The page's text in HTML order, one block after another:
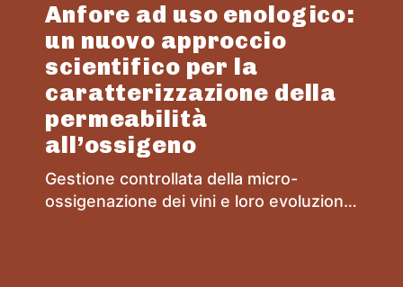
Anfore ad uso enologico:
un nuovo approccio
scientifico per la
caratterizzazione della
permeabilità
all’ossigeno
Gestione controllata della micro-
ossigenazione dei vini e loro evoluzione